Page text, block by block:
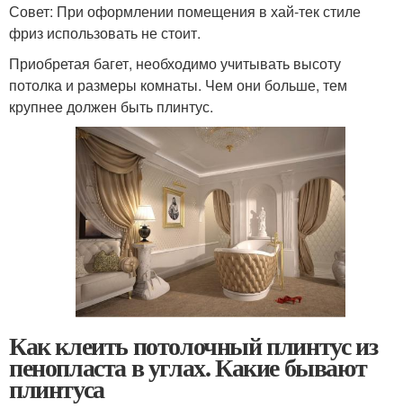
Совет: При оформлении помещения в хай-тек стиле
фриз использовать не стоит.
Приобретая багет, необходимо учитывать высоту
потолка и размеры комнаты. Чем они больше, тем
крупнее должен быть плинтус.
Как клеить потолочный плинтус из
пенопласта в углах. Какие бывают
плинтуса